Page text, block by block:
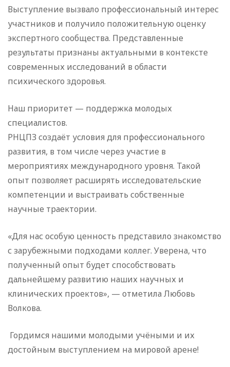
Выступление вызвало профессиональный интерес
участников и получило положительную оценку
экспертного сообщества. Представленные
результаты признаны актуальными в контексте
современных исследований в области
психического здоровья.
Наш приоритет — поддержка молодых
специалистов.
РНЦПЗ создаёт условия для профессионального
развития, в том числе через участие в
мероприятиях международного уровня. Такой
опыт позволяет расширять исследовательские
компетенции и выстраивать собственные
научные траектории.
«Для нас особую ценность представило знакомство
с зарубежными подходами коллег. Уверена, что
полученный опыт будет способствовать
дальнейшему развитию наших научных и
клинических проектов», — отметила Любовь
Волкова.
Гордимся нашими молодыми учёными и их
достойным выступлением на мировой арене!